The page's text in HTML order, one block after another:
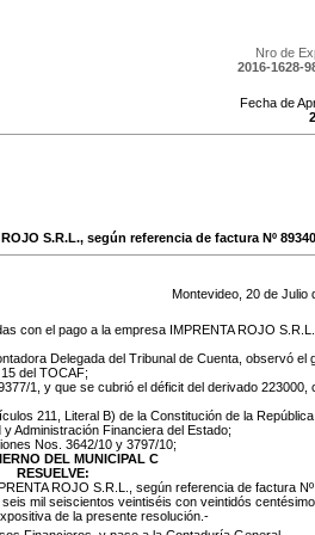
Nro de
2016-1628-
Fecha de
S.R.L., según referencia de factura Nº
Montevideo, 20 de Julio
con el pago a la empresa IMPRENTA ROJO
Delegada del Tribunal de Cuenta, observó el
del TOCAF;
1, y que se cubrió el déficit del derivado 223000,
211, Literal B) de la Constitución de la
Administración Financiera del Estado;
Nos. 3642/10 y 3797/10;
DEL MUNICIPAL C
RESUELVE:
ROJO S.R.L., según referencia de factura Nº
mil seiscientos veintiséis con veintidós
de la presente resolución.-